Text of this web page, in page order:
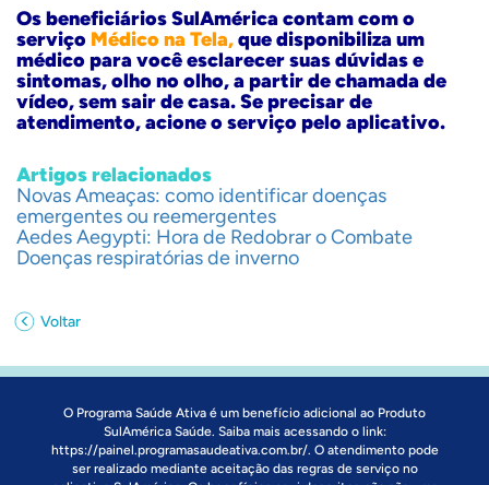
Os beneficiários SulAmérica contam com o
serviço Médico na Tela,que disponibiliza um
médico para você esclarecer suas dúvidas e
sintomas, olho no olho, a partir de chamada de
vídeo, sem sair de casa. Se precisar de
atendimento, acione o serviço pelo aplicativo.
Artigos relacionados
Novas Ameaças: como identificar doenças
emergentes ou reemergentes
Aedes Aegypti: Hora de Redobrar o Combate
Doenças respiratórias de inverno
Voltar
O Programa Saúde Ativa é um benefício adicional ao Produto
SulAmérica Saúde. Saiba mais acessando o link:
https://painel.programasaudeativa.com.br/. O atendimento pode
ser realizado mediante aceitação das regras de serviço no